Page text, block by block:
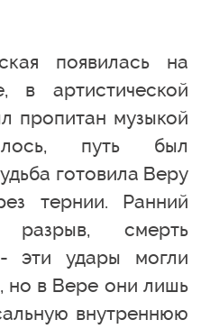
появилась на
в артистической
пропитан музыкой
путь был
готовила Веру
тернии. Ранний
разрыв, смерть
эти удары могли
но в Вере они лишь
внутреннюю